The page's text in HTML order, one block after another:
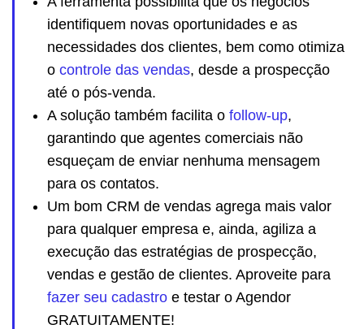
identifiquem novas oportunidades e as
necessidades dos clientes, bem como otimiza
o controle das vendas, desde a prospecção
até o pós-venda.
A solução também facilita o follow-up,
garantindo que agentes comerciais não
esqueçam de enviar nenhuma mensagem
para os contatos.
Um bom CRM de vendas agrega mais valor
para qualquer empresa e, ainda, agiliza a
execução das estratégias de prospecção,
vendas e gestão de clientes. Aproveite para
fazer seu cadastro e testar o Agendor
GRATUITAMENTE!